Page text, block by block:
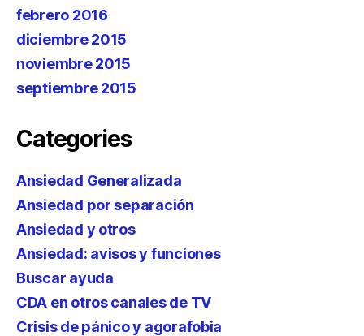
febrero 2016
diciembre 2015
noviembre 2015
septiembre 2015
Categories
Ansiedad Generalizada
Ansiedad por separación
Ansiedad y otros
Ansiedad: avisos y funciones
Buscar ayuda
CDA en otros canales de TV
Crisis de pánico y agorafobia